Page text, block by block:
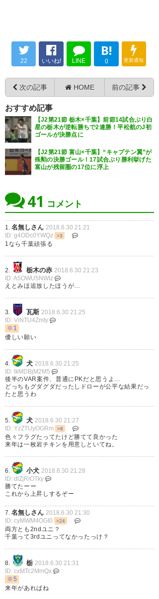
岡野は落下地点の予測工場のた
めに野球をやるといい from フ
ットボールネーション
#jefunited
— junichi@シリアル週間
(jun1041twtr)2018, 6月 30
汗だくのまっすーイケメン過ぎ
ない？ #jefunited
— 石之介 (ishinosuke)
月 30
試合終了、ｳﾉｾﾞﾛで何とか勝ちま
した。 MOMは攻守に効きまく
ってた船山。 でもこの試合内容
じゃあ先が無いよなー・・・、
この糞熱い夏場に試合内容を求
めるのは酷かな。 #jefunited
— nemo (Instant111)2018, 6
月 30
あああ〜！！！ ラリベイありが
と〜〜〜う👏 #Jefunited
https://t.co/wNnRoIbrAy
— シャイニングフレアヤスティ
ンドラゴン (U_killed_it)
月 30
俺たちの至宝！ ラリベイ！ イダ
レ！イダレ！イダレラリベイ！
— 足立 (Chiba_taha)
30
サポーターの声援に応え、胸の
ん。https://t.co/XoZatUrpAt
— マルコス #37🇧🇷
(jef_marcos2008)
22 いいね! LINE
B!
0 更新通知
次の記事 HOME 前の記事
おすすめ記事
【J2第21節 栃木×千葉】前節14試合ぶり白
星の栃木が逆転勝ちで2連勝！平松航のJ初
ゴールが決勝点に
【J2第21節 富山×千葉】“キャプテン翼”が
殊勲の決勝ゴール！17試合ぶり勝利挙げた
富山が残留圏の17位に浮上
41 コメント
1. 名無しさん 2018.6.30 21:21
ID: g4ODc0YWQz
>3
1なら千葉頑張る
2. 栃木の赤 2018.6.30 21:23
ID: A5OWU5NWIz
えとみほ追放したほうが…
3. 瓦斯 2018.6.30 21:25
ID: ViNTU4ZmIy
※1
優しい願い
4. 犬 2018.6.30 21:25
ID: lkMDBjM2M5
後半のVAR案件、普通にPKだと思うよ…
どっちもグダグダだったしドローが公平な結果だっ
たと思うわ
5. 犬 2018.6.30 21:27
ID: YzZTUyOGRm
>8
色々フラグたってたけど勝てて良かった
来年は一枚岩チキンを用意しといてね。
6. 小犬 2018.6.30 21:28
ID: dlZjRiOTky
勝てたーー
これから上昇しするぞー
7. 名無しさん 2018.6.30 21:30
ID: cyMWM4OGI0
>24
両方とも2ndユニ？
千葉って3rdユニってなかったっけ？
8. 栃 2018.6.30 21:31
ID: cxMTc2MmQx
※5
来年があればね